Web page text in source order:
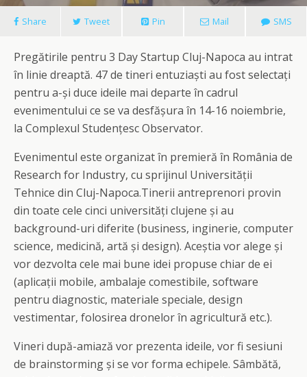
Share Tweet Pin Mail SMS
Pregătirile pentru 3 Day Startup Cluj-Napoca au intrat
în linie dreaptă. 47 de tineri entuziaști au fost selectați
pentru a-și duce ideile mai departe în cadrul
evenimentului ce se va desfășura în 14-16 noiembrie,
la Complexul Studențesc Observator.
Evenimentul este organizat în premieră în România de
Research for Industry, cu sprijinul Universității
Tehnice din Cluj-Napoca.Tinerii antreprenori provin
din toate cele cinci universități clujene și au
background-uri diferite (business, inginerie, computer
science, medicină, artă și design). Aceștia vor alege și
vor dezvolta cele mai bune idei propuse chiar de ei
(aplicații mobile, ambalaje comestibile, software
pentru diagnostic, materiale speciale, design
vestimentar, folosirea dronelor în agricultură etc.).
Vineri după-amiază vor prezenta ideile, vor fi sesiuni
de brainstorming și se vor forma echipele. Sâmbătă,